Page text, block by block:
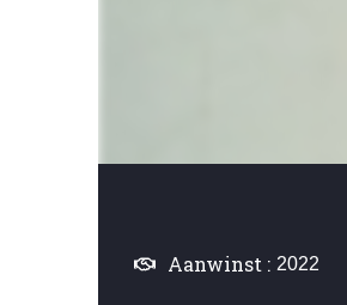
Aanwinst : 2022